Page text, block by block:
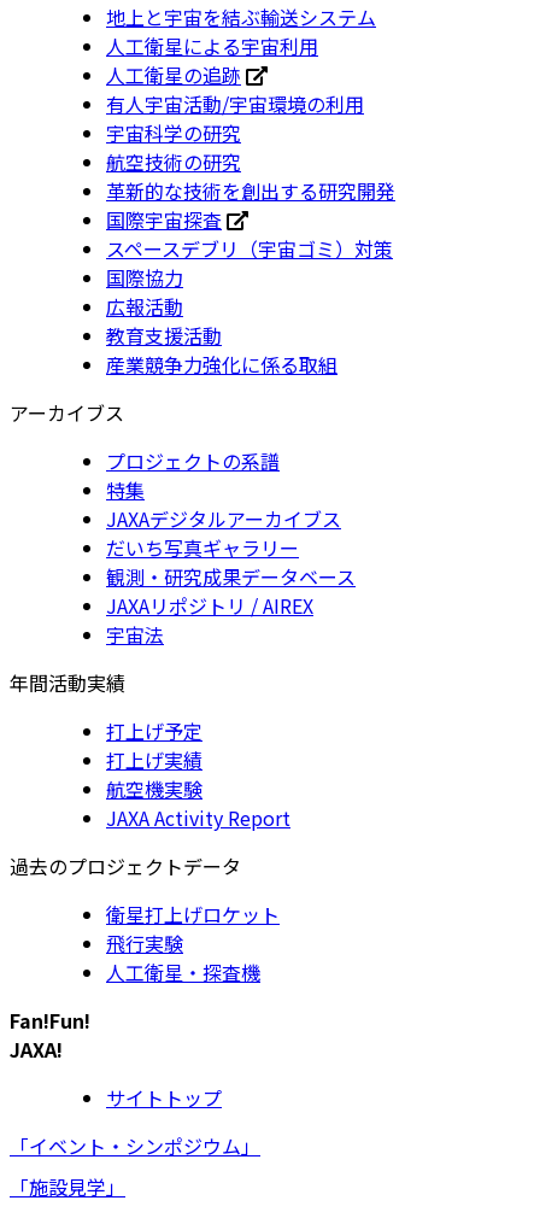
地上と宇宙を結ぶ輸送システム
人工衛星による宇宙利用
人工衛星の追跡
有人宇宙活動/宇宙環境の利用
宇宙科学の研究
航空技術の研究
革新的な技術を創出する研究開発
国際宇宙探査
スペースデブリ（宇宙ゴミ）対策
国際協力
広報活動
教育支援活動
産業競争力強化に係る取組
アーカイブス
プロジェクトの系譜
特集
JAXAデジタルアーカイブス
だいち写真ギャラリー
観測・研究成果データベース
JAXAリポジトリ / AIREX
宇宙法
年間活動実績
打上げ予定
打上げ実績
航空機実験
JAXA Activity Report
過去のプロジェクトデータ
衛星打上げロケット
飛行実験
人工衛星・探査機
Fan!Fun!
JAXA!
サイトトップ
「イベント・シンポジウム」
「施設見学」